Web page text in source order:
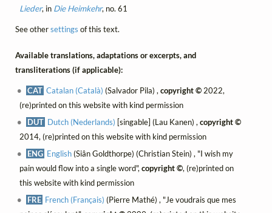
Lieder, in Die Heimkehr, no. 61
See othersettings of this text.
Available translations, adaptations or excerpts, and
transliterations (if applicable):
CAT Catalan (Català) (Salvador Pila) ,copyright © 2022,
(re)printed on this website with kind permission
DUT Dutch (Nederlands) [singable] (Lau Kanen) ,copyright ©
2014, (re)printed on this website with kind permission
ENG English(Siân Goldthorpe) (Christian Stein) , "I wish my
pain would flow into a single word", copyright ©, (re)printed on
this website with kind permission
FRE French (Français) (Pierre Mathé) , "Je voudrais que mes